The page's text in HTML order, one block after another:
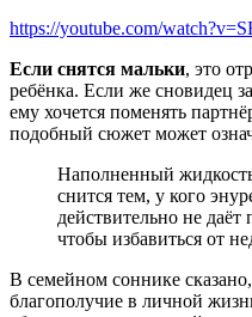
https://youtube.com/
Если снятся мальки, это
ребёнка. Если же сновидец
ему хочется поменять
подобный сюжет может
Наполненный
снится тем, у кого
действительно не
чтобы избавиться от
В семейном соннике
благополучие в личной